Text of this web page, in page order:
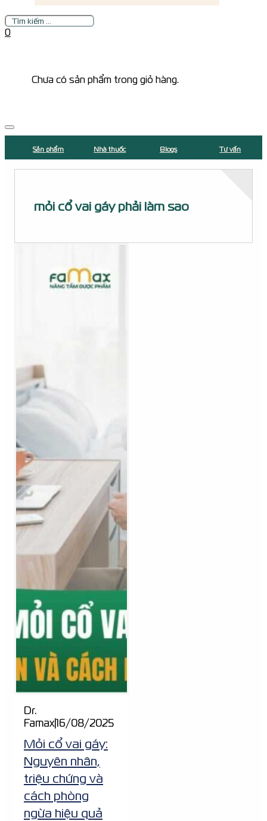
Tìm
kiếm
0
Chưa có sản phẩm trong giỏ hàng.
Sản phẩm Nhà thuốc Blogs Tư vấn
mỏi cổ vai gáy phải làm sao
Dr.
Famax|16/08/2025
Mỏi cổ vai gáy:
Nguyên nhân,
triệu chứng và
cách phòng
ngừa hiệu quả